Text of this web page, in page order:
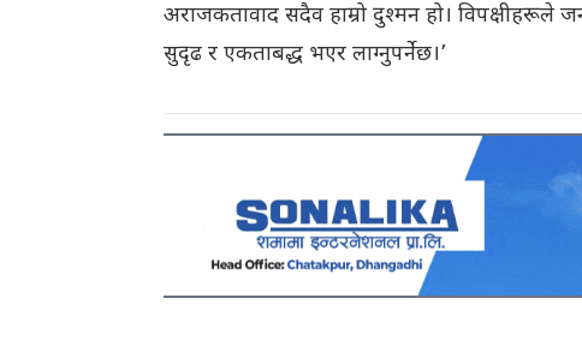
अराजकतावाद सदैव हाम्रो दुश्मन हो। विपक्षीहरूले
सुदृढ र एकताबद्ध भएर लाग्नुपर्नेछ।’